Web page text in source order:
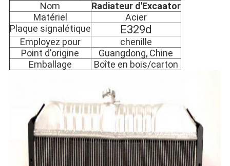
Nom
Radiateur d'Excaator
Matériel
Acier
Plaque signalétique
E329d
Employez pour
chenille
Point d'origine
Guangdong, Chine
Emballage
Boîte en bois/carton